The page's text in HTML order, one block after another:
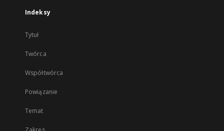
Indeksy
Tytuł
Twórca
Współtwórca
Powiązanie
Temat